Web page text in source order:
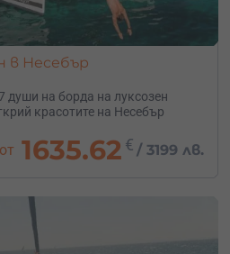
в Несебър
души на борда на луксозен
красотите на Несебър
от 1635.62 € /3199 лв.